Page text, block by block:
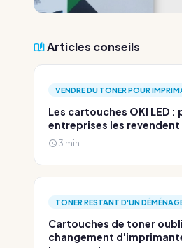
Articles conseils
VENDRE DU TONER POUR
Les cartouches OKI LED :
entreprises les revendent
3 min
TONER RESTANT D'UN
Cartouches de toner
changement